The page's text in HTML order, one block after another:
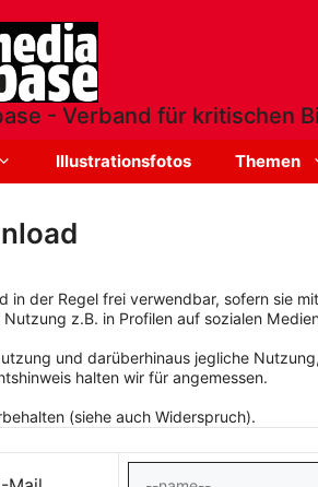
- Verband für kritischen
Illustrationsfotos Themen
in der Regel frei verwendbar, sofern sie
Nutzung z.B. in Profilen auf sozialen
und darüberhinaus jegliche
halten wir für angemessen.
(siehe auch Widerspruch).